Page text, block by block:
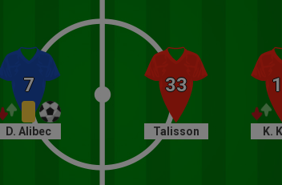
D. Alibec K.
Talisson